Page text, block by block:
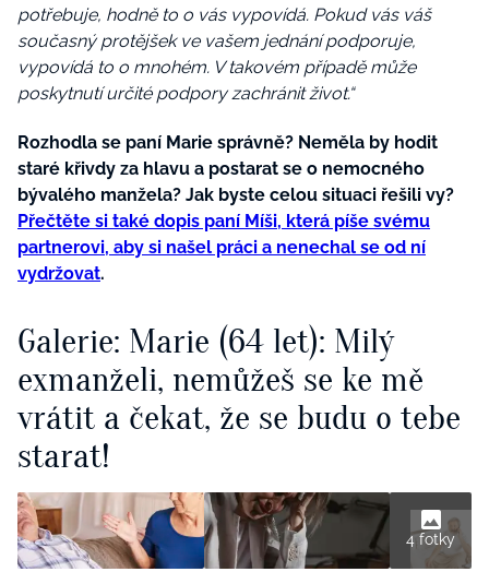
potřebuje, hodně to o vás vypovídá. Pokud vás váš
současný protějšek ve vašem jednání podporuje,
vypovídá to o mnohém. V takovém případě může
poskytnutí určité podpory zachránit život.“
Rozhodla se paní Marie správně? Neměla by hodit
staré křivdy za hlavu a postarat se o nemocného
bývalého manžela? Jak byste celou situaci řešili vy?
Přečtěte si také dopis paní Míši, která píše svému
partnerovi, aby si našel práci a nenechal se od ní
vydržovat.
Galerie: Marie (64 let): Milý
exmanželi, nemůžeš se ke mě
vrátit a čekat, že se budu o tebe
starat!
4 fotky